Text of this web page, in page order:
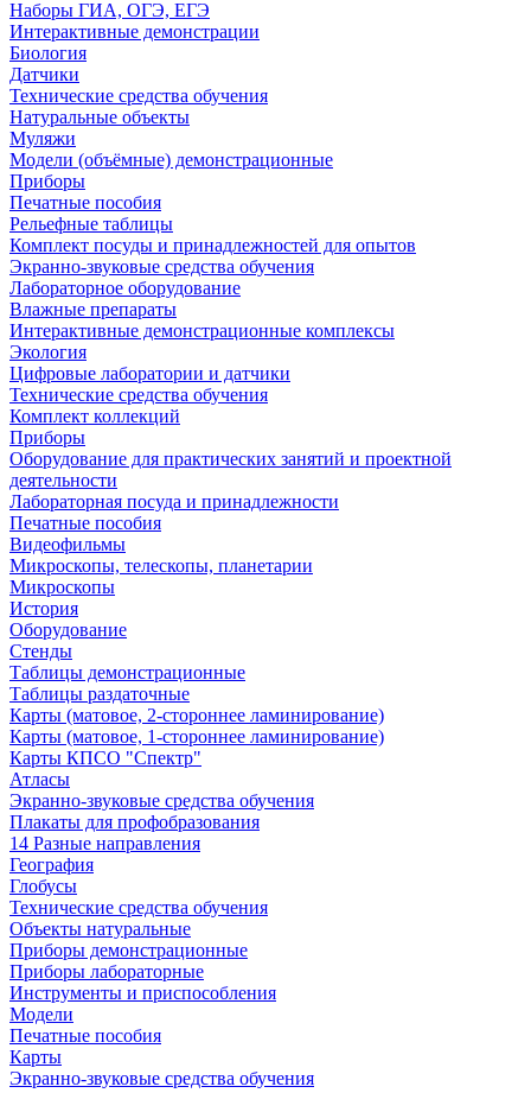
Наборы ГИА, ОГЭ, ЕГЭ
Интерактивные демонстрации
Биология
Датчики
Технические средства обучения
Натуральные объекты
Муляжи
Модели (объёмные) демонстрационные
Приборы
Печатные пособия
Рельефные таблицы
Комплект посуды и принадлежностей для опытов
Экранно-звуковые средства обучения
Лабораторное оборудование
Влажные препараты
Интерактивные демонстрационные комплексы
Экология
Цифровые лаборатории и датчики
Технические средства обучения
Комплект коллекций
Приборы
Оборудование для практических занятий и проектной
деятельности
Лабораторная посуда и принадлежности
Печатные пособия
Видеофильмы
Микроскопы, телескопы, планетарии
Микроскопы
История
Оборудование
Стенды
Таблицы демонстрационные
Таблицы раздаточные
Карты (матовое, 2-стороннее ламинирование)
Карты (матовое, 1-стороннее ламинирование)
Карты КПСО "Спектр"
Атласы
Экранно-звуковые средства обучения
Плакаты для профобразования
14 Разные направления
География
Глобусы
Технические средства обучения
Объекты натуральные
Приборы демонстрационные
Приборы лабораторные
Инструменты и приспособления
Модели
Печатные пособия
Карты
Экранно-звуковые средства обучения